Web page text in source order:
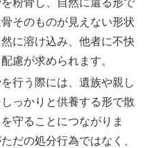
を粉骨し、自然に還る形で
そのものが見えない形状
に溶け込み、他者に不快
慮が求められます。
行う際には、遺族や親し
っかりと供養する形で散
守ることにつながりま
だの処分行為ではなく、